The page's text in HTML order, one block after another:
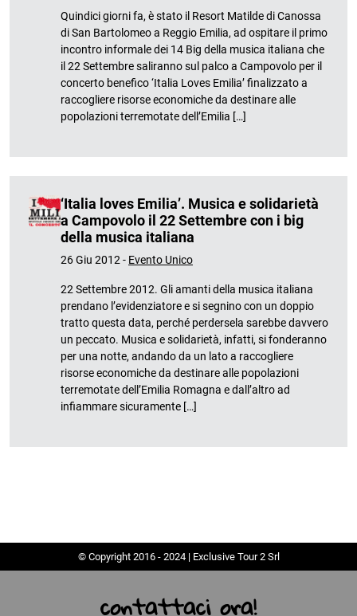
Quindici giorni fa, è stato il Resort Matilde di Canossa
di San Bartolomeo a Reggio Emilia, ad ospitare il primo
incontro informale dei 14 Big della musica italiana che
il 22 Settembre saliranno sul palco a Campovolo per il
concerto benefico ‘Italia Loves Emilia’ finalizzato a
raccogliere risorse economiche da destinare alle
popolazioni terremotate dell’Emilia […]
‘Italia loves Emilia’. Musica e solidarietà
a Campovolo il 22 Settembre con i big
della musica italiana
26 Giu 2012 - Evento Unico
22 Settembre 2012. Gli amanti della musica italiana
prendano l’evidenziatore e si segnino con un doppio
tratto questa data, perché perdersela sarebbe davvero
un peccato. Musica e solidarietà, infatti, si fonderanno
per una notte, andando da un lato a raccogliere
risorse economiche da destinare alle popolazioni
terremotate dell’Emilia Romagna e dall’altro ad
infiammare sicuramente […]
© Copyright 2016 - 2024 | Exclusive Tour 2 Srl
contattaci ora!